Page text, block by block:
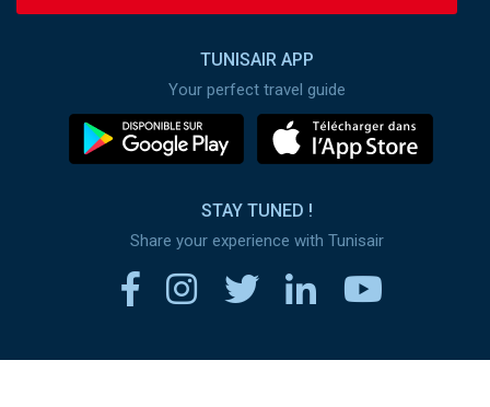
TUNISAIR APP
Your perfect travel guide
STAY TUNED !
Share your experience with Tunisair